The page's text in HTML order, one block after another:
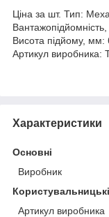
Ціна за шт. Тип: Меха
Висота підйому, мм:
Артикул виробника:
Характеристики
Основні
Виробник
Артикул виробника